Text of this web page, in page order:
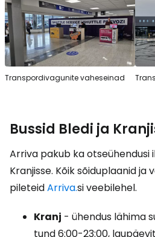
Transpordivagunite vaheseinad
Bussid Bledi ja
Arriva pakub ka
Kranjisse. Kõik sõiduplaanid ja
pileteidArriva.si veebilehel.
Kranj - ühendus lähima
tund 6:00-23:00,